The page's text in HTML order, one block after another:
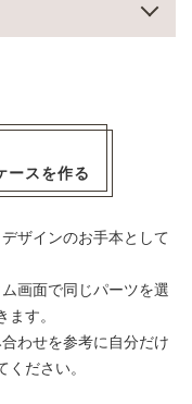
ースを作る
ザインのお手本として
画面で同じパーツを選
す。
わせを参考に自分だけ
ださい。